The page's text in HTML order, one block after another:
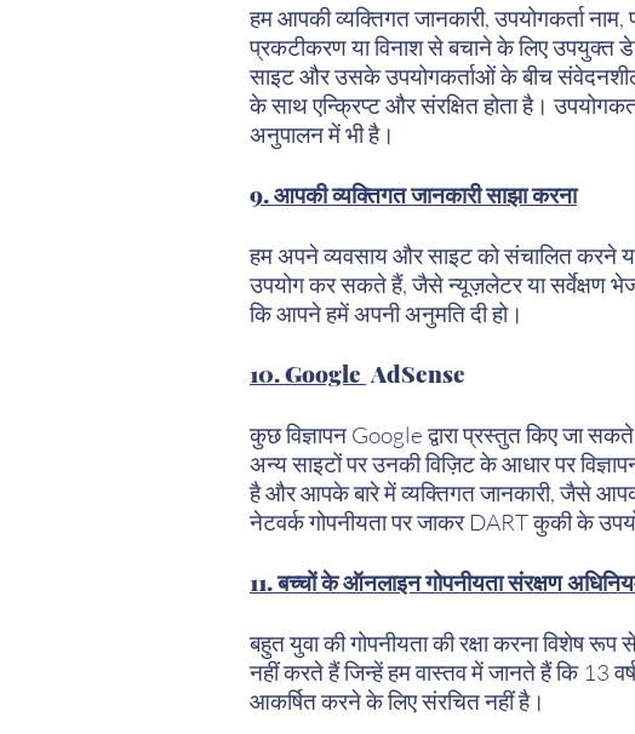
हम आपकी व्यक्तिगत जानकारी, उपयोगकर्ता
प्रकटीकरण या विनाश से बचाने के लिए उपयुक्त
साइट और उसके उपयोगकर्ताओं के बीच संवेदनशील
के साथ एन्क्रिप्ट और संरक्षित होता है।
अनुपालन में भी है।
9. आपकी व्यक्तिगत जानकारी साझा करना
हम अपने व्यवसाय और साइट को संचालित करने
उपयोग कर सकते हैं, जैसे न्यूज़लेटर या सर्वेक्षण
कि आपने हमें अपनी अनुमति दी हो।
10. Google AdSense
कुछ विज्ञापन Google द्वारा प्रस्तुत किए जा
अन्य साइटों पर उनकी विज़िट के आधार पर
है और आपके बारे में व्यक्तिगत जानकारी, जैसे
नेटवर्क गोपनीयता पर जाकर DART कुकी के
11. बच्चों के ऑनलाइन गोपनीयता संरक्षण
बहुत युवा की गोपनीयता की रक्षा करना विशेष
नहीं करते हैं जिन्हें हम वास्तव में जानते हैं कि 13
आकर्षित करने के लिए संरचित नहीं है।